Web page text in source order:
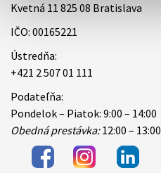
Kvetná 11 825 08 Bratislava
IČO: 00165221
Ústredňa:
+421 2 507 01 111
Podateľňa:
Pondelok – Piatok: 9:00 – 14:00
Obedná prestávka:12:00 – 13:00